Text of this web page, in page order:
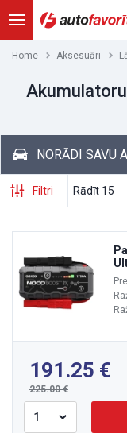
Home Aksesuāri
NORĀDI SAVU
Filtri
191.25
225.00